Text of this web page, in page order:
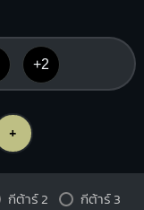
+2
+
กีต้าร์ 2 กีต้าร์ 3